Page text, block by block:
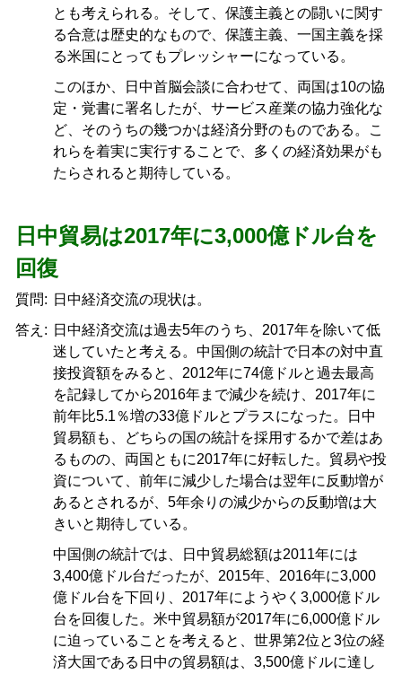
とも考えられる。そして、保護主義との闘いに関す
る合意は歴史的なもので、保護主義、一国主義を採
る米国にとってもプレッシャーになっている。
このほか、日中首脳会談に合わせて、両国は10の協
定・覚書に署名したが、サービス産業の協力強化な
ど、そのうちの幾つかは経済分野のものである。こ
れらを着実に実行することで、多くの経済効果がも
たらされると期待している。
日中貿易は2017年に3,000億ドル台を
回復
質問: 日中経済交流の現状は。
答え: 日中経済交流は過去5年のうち、2017年を除いて低
迷していたと考える。中国側の統計で日本の対中直
接投資額をみると、2012年に74億ドルと過去最高
を記録してから2016年まで減少を続け、2017年に
前年比5.1％増の33億ドルとプラスになった。日中
貿易額も、どちらの国の統計を採用するかで差はあ
るものの、両国ともに2017年に好転した。貿易や投
資について、前年に減少した場合は翌年に反動増が
あるとされるが、5年余りの減少からの反動増は大
きいと期待している。
中国側の統計では、日中貿易総額は2011年には
3,400億ドル台だったが、2015年、2016年に3,000
億ドル台を下回り、2017年にようやく3,000億ドル
台を回復した。米中貿易額が2017年に6,000億ドル
に迫っていることを考えると、世界第2位と3位の経
済大国である日中の貿易額は、3,500億ドルに達し